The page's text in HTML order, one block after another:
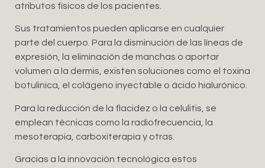
atributos físicos de los pacientes.
Sus tratamientos pueden aplicarse en cualquier
parte del cuerpo. Para la disminución de las líneas de
expresión, la eliminación de manchas o aportar
volumen a la dermis, existen soluciones como el toxina
botulinica, el colágeno inyectable o ácido hialurónico.
Para la reducción de la flacidez o la celulitis, se
emplean técnicas como la radiofrecuencia, la
mesoterapia, carboxiterapia y otras.
Gracias a la innovación tecnológica estos